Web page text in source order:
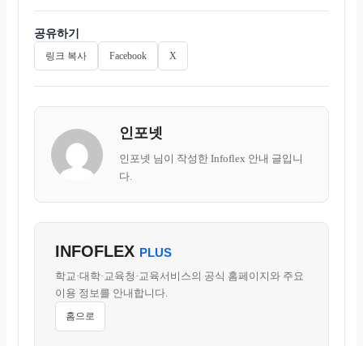
공유하기
링크 복사 Facebook X
인포넷
인포넷 님이 작성한 Infoflex 안내 글입니
다.
INFOFLEX PLUS
학교·대학·교육청·교육서비스의 공식 홈페이지와 주요
이용 정보를 안내합니다.
홈으로